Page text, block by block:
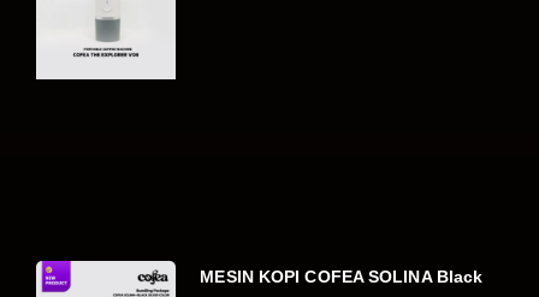
MESIN KOPI COFEA SOLINA Black